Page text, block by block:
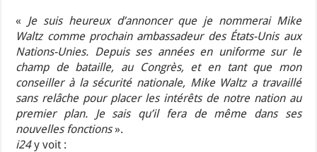
« Je suis heureux d’annoncer que je nommerai Mike
Waltz comme prochain ambassadeur des États-Unis aux
Nations-Unies. Depuis ses années en uniforme sur le
champ de bataille, au Congrès, et en tant que mon
conseiller à la sécurité nationale, Mike Waltz a travaillé
sans relâche pour placer les intérêts de notre nation au
premier plan. Je sais qu’il fera de même dans ses
nouvelles fonctions».
i24y voit :